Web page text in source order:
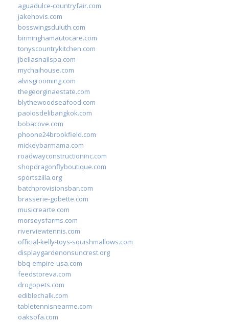
aguadulce-countryfair.com
jakehovis.com
bosswingsduluth.com
birminghamautocare.com
tonyscountrykitchen.com
jbellasnailspa.com
mychaihouse.com
alvisgrooming.com
thegeorginaestate.com
blythewoodseafood.com
paolosdelibangkok.com
bobacove.com
phoone24brookfield.com
mickeybarmama.com
roadwayconstructioninc.com
shopdragonflyboutique.com
sportszilla.org
batchprovisionsbar.com
brasserie-gobette.com
musicrearte.com
morseysfarms.com
riverviewtennis.com
official-kelly-toys-squishmallows.com
displaygardenonsuncrest.org
bbq-empire-usa.com
feedstoreva.com
drogopets.com
ediblechalk.com
tabletennisnearme.com
oaksofa.com